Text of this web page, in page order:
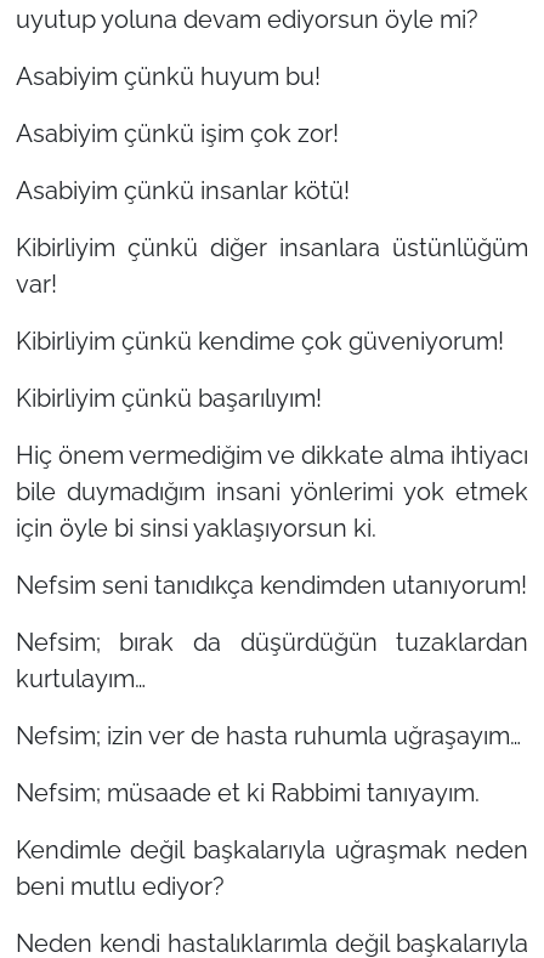
uyutup yoluna devam ediyorsun öyle mi?
Asabiyim çünkü huyum bu!
Asabiyim çünkü işim çok zor!
Asabiyim çünkü insanlar kötü!
Kibirliyim çünkü diğer insanlara üstünlüğüm
var!
Kibirliyim çünkü kendime çok güveniyorum!
Kibirliyim çünkü başarılıyım!
Hiç önem vermediğim ve dikkate alma ihtiyacı
bile duymadığım insani yönlerimi yok etmek
için öyle bi sinsi yaklaşıyorsun ki.
Nefsim seni tanıdıkça kendimden utanıyorum!
Nefsim; bırak da düşürdüğün tuzaklardan
kurtulayım…
Nefsim; izin ver de hasta ruhumla uğraşayım…
Nefsim; müsaade et ki Rabbimi tanıyayım.
Kendimle değil başkalarıyla uğraşmak neden
beni mutlu ediyor?
Neden kendi hastalıklarımla değil başkalarıyla